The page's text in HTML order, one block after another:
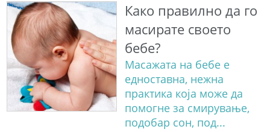
Како правилно да го
масирате своето
бебе?
Масажата на бебе е
едноставна, нежна
практика која може да
помогне за смирување,
подобар сон, под...